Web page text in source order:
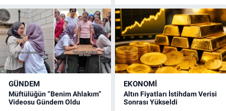
GÜNDEM
Müftülüğün “Benim Ahlakım”
Videosu Gündem Oldu
EKONOMİ
Altın Fiyatları İstihdam Verisi
Sonrası Yükseldi